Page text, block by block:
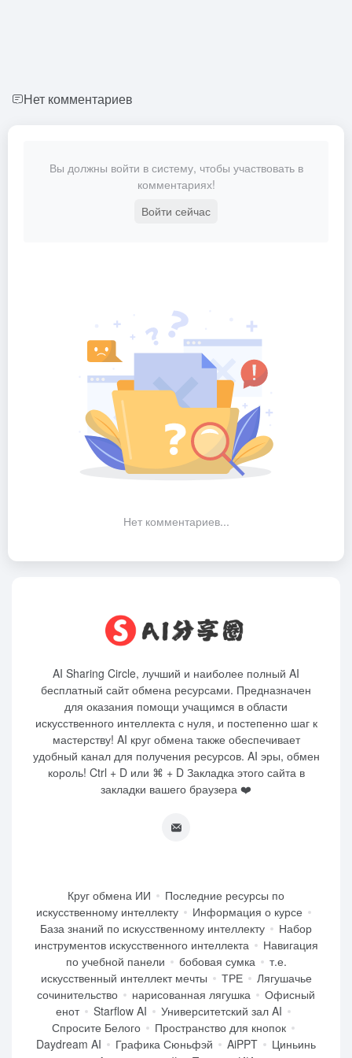
Нет комментариев
Вы должны войти в систему, чтобы участвовать в
комментариях!
Войти сейчас
Нет комментариев...
AI Sharing Circle, лучший и наиболее полный AI
бесплатный сайт обмена ресурсами. Предназначен
для оказания помощи учащимся в области
искусственного интеллекта с нуля, и постепенно шаг к
мастерству! AI круг обмена также обеспечивает
удобный канал для получения ресурсов. AI эры, обмен
король! Ctrl + D или ⌘ + D Закладка этого сайта в
закладки вашего браузера ❤️
Круг обмена ИИ
Последние ресурсы по
искусственному интеллекту
Информация о курсе
База знаний по искусственному интеллекту
Набор
инструментов искусственного интеллекта
Навигация
по учебной панели
бобовая сумка
т.е.
искусственный интеллект мечты
ТРЕ
Лягушачье
сочинительство
нарисованная лягушка
Офисный
енот
Starflow AI
Университетский зал AI
Спросите Белого
Пространство для кнопок
Daydream AI
Графика Сюньфэй AiPPT
Циньинь